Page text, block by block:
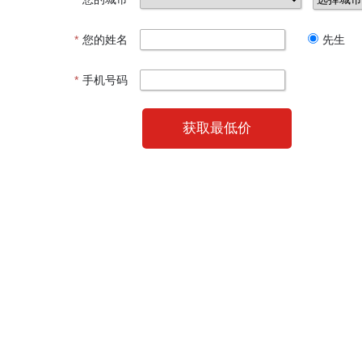
* 您的姓名 先生
* 手机号码
获取最低价